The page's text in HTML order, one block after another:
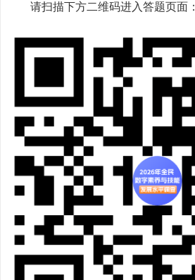
请扫描下方二维码进入答题页面：